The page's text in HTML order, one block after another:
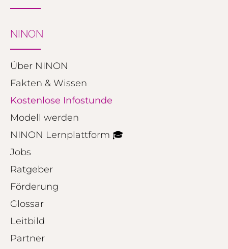
NINON
Über NINON
Fakten & Wissen
Kostenlose Infostunde
Modell werden
NINON Lernplattform 🎓
Jobs
Ratgeber
Förderung
Glossar
Leitbild
Partner